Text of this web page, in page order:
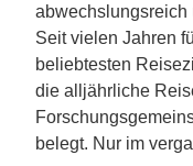
abwechslungsreich
Seit vielen Jahren
beliebtesten
die alljährliche
belegt. Nur im